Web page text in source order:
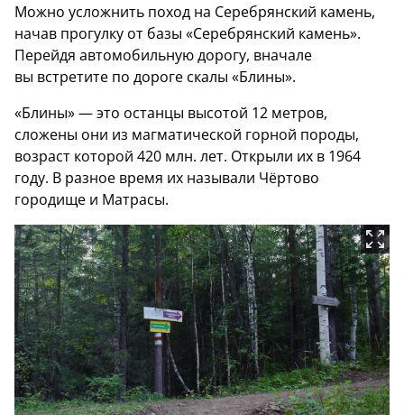
Можно усложнить поход на Серебрянский камень,
начав прогулку от базы «Серебрянский камень».
Перейдя автомобильную дорогу, вначале
вы встретите по дороге скалы «Блины».
«Блины» — это останцы высотой 12 метров,
сложены они из магматической горной породы,
возраст которой 420 млн. лет. Открыли их в 1964
году. В разное время их называли Чёртово
городище и Матрасы.